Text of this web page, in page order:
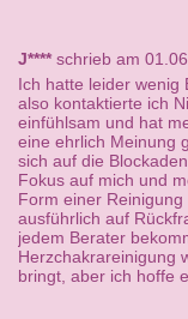
J****schrieb am
Ich hatte leider wenig
also kontaktierte ich
einfühlsam und hat
eine ehrlich Meinung
sich auf die
Fokus auf mich und
Form einer
ausführlich auf
jedem Berater
Herzchakrareinigung
bringt, aber ich hoffe